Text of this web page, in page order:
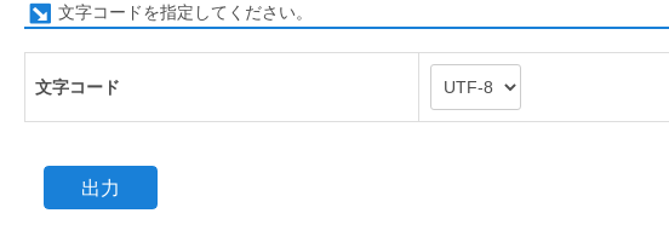
文字コードを指定してください。
文字コード